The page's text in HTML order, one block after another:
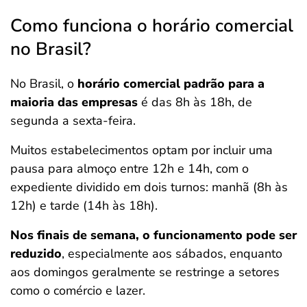
Como funciona o horário comercial
no Brasil?
No Brasil, o horário comercial padrão para a
maioria das empresas é das 8h às 18h, de
segunda a sexta-feira.
Muitos estabelecimentos optam por incluir uma
pausa para almoço entre 12h e 14h, com o
expediente dividido em dois turnos: manhã (8h às
12h) e tarde (14h às 18h).
Nos finais de semana, o funcionamento pode ser
reduzido, especialmente aos sábados, enquanto
aos domingos geralmente se restringe a setores
como o comércio e lazer.